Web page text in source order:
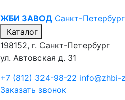
ЖБИ ЗАВОД Санкт-Петербург
Каталог
198152, г. Санкт-Петербург
ул. Автовская д. 31
+7 (812) 324-98-22 info@zhbi-
Заказать звонок